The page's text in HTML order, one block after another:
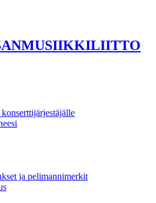
ja pelimannimerkit